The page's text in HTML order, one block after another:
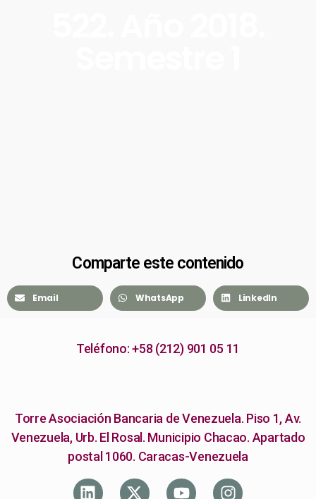
Comparte este contenido
Email WhatsApp LinkedIn
Teléfono: +58 (212) 901 05 11
Torre Asociación Bancaria de Venezuela. Piso 1, Av.
Venezuela, Urb. El Rosal. Municipio Chacao. Apartado
postal 1060. Caracas-Venezuela